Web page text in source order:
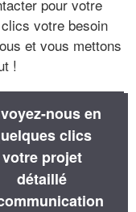
pour votre
votre besoin
et vous mettons
!
nous en
clics
votre projet
détaillé